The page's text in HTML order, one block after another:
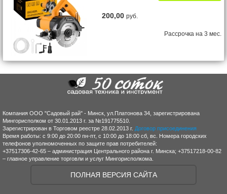
200,00руб.
Рассрочка на 3 мес.
Компания ООО "Садовый рай" - Минск, ул.Платонова 34, зарегистрирована
Мингорисполком от 30.01.2013 г. за №191775510.
Зарегистрирован в Торговом реестре 28.02.2013 г. Договор присоединения
Время работы: с 9:00 до 20:00 пн-пт, с 10:00 до 18:00 сб, вс. Номера городских
телефонов уполномоченных по защите прав потребителей:
+37517306-42-65 – администрация Центрального района г. Минска; +37517218-00-82
– главное управление торговли и услуг Мингорисполкома.
ПОЛНАЯ ВЕРСИЯ САЙТА